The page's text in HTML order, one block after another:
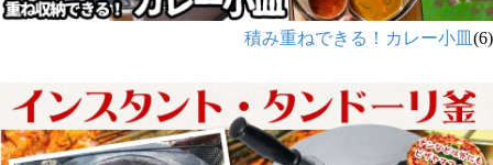
積み重ねできる！カレー小皿 (6)